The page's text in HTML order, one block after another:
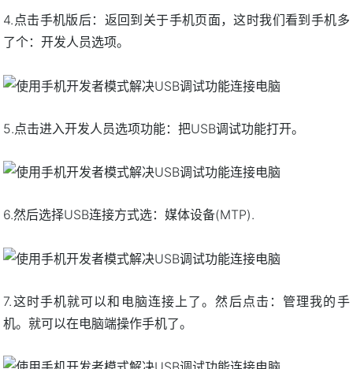
4.点击手机版后：返回到关于手机页面，这时我们看到手机多
了个：开发人员选项。
5.点击进入开发人员选项功能：把USB调试功能打开。
6.然后选择USB连接方式选：媒体设备(MTP).
7.这时手机就可以和电脑连接上了。然后点击：管理我的手
机。就可以在电脑端操作手机了。